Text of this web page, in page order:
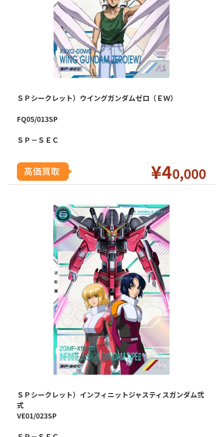
ＳＰシークレット）ウイングガンダムゼロ（ＥＷ）
FQ05/013SP
ＳＰ－ＳＥＣ
¥40,000
ＳＰシークレット）インフィニットジャスティスガンダム弐
式
VE01/023SP